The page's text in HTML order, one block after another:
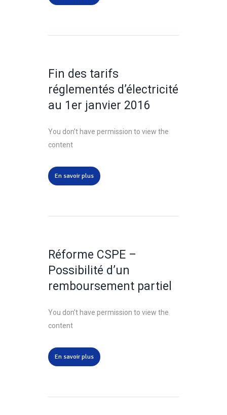
Fin des tarifs
réglementés d’électricité
au 1er janvier 2016
You don’t have permission to view the
content
En savoir plus
Réforme CSPE –
Possibilité d’un
remboursement partiel
You don’t have permission to view the
content
En savoir plus